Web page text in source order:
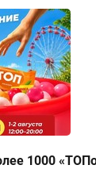
1000